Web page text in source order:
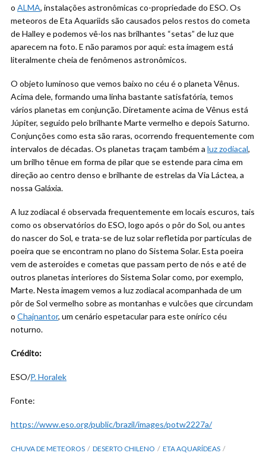
o ALMA, instalações astronômicas co-propriedade do ESO. Os
meteoros de Eta Aquariids são causados pelos restos do cometa
de Halley e podemos vê-los nas brilhantes “setas” de luz que
aparecem na foto. E não paramos por aqui: esta imagem está
literalmente cheia de fenômenos astronômicos.
O objeto luminoso que vemos baixo no céu é o planeta Vênus.
Acima dele, formando uma linha bastante satisfatória, temos
vários planetas em conjunção. Diretamente acima de Vênus está
Júpiter, seguido pelo brilhante Marte vermelho e depois Saturno.
Conjunções como esta são raras, ocorrendo frequentemente com
intervalos de décadas. Os planetas traçam também a luz zodiacal,
um brilho tênue em forma de pilar que se estende para cima em
direção ao centro denso e brilhante de estrelas da Via Láctea, a
nossa Galáxia.
A luz zodiacal é observada frequentemente em locais escuros, tais
como os observatórios do ESO, logo após o pôr do Sol, ou antes
do nascer do Sol, e trata-se de luz solar refletida por partículas de
poeira que se encontram no plano do Sistema Solar. Esta poeira
vem de asteroides e cometas que passam perto de nós e até de
outros planetas interiores do Sistema Solar como, por exemplo,
Marte. Nesta imagem vemos a luz zodiacal acompanhada de um
pôr de Sol vermelho sobre as montanhas e vulcões que circundam
o Chajnantor, um cenário espetacular para este onírico céu
noturno.
Crédito:
ESO/P. Horalek
Fonte:
https://www.eso.org/public/brazil/images/potw2227a/
CHUVA DE METEOROS DESERTO CHILENO
ETA AQUARÍDEAS